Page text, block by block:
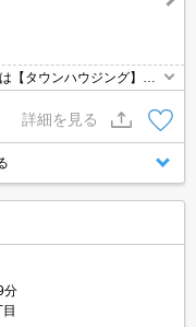
【タウンハウジング】に
見学・ご契約お手続きも
詳細を見る
分